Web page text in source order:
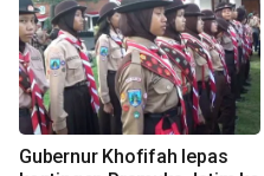
Gubernur Khofifah lepas